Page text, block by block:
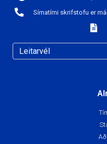
Símatími skrifstofu er